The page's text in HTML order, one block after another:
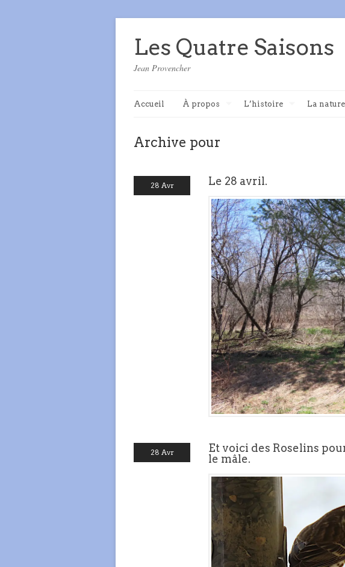
Les Quatre Saisons
Jean Provencher
Accueil À propos L’histoire La nature
Archive pour
28 Avr Le 28 avril.
28 Avr
Et voici des Roselins
le mâle.